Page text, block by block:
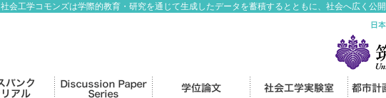
社会工学コモンズは学際的教育・研究を通じて生成したデータを蓄積するとともに、社会へ広く公開